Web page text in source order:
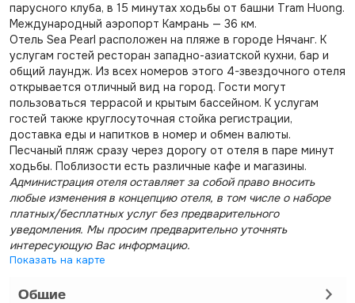
парусного клуба, в 15 минутах ходьбы от башни Tram Huong.
Международный аэропорт Камрань — 36 км.
Отель Sea Pearl расположен на пляже в городе Нячанг. К
услугам гостей ресторан западно-азиатской кухни, бар и
общий лаундж. Из всех номеров этого 4-звездочного отеля
открывается отличный вид на город. Гости могут
пользоваться террасой и крытым бассейном. К услугам
гостей также круглосуточная стойка регистрации,
доставка еды и напитков в номер и обмен валюты.
Песчаный пляж сразу через дорогу от отеля в паре минут
ходьбы. Поблизости есть различные кафе и магазины.
Администрация отеля оставляет за собой право вносить
любые изменения в концепцию отеля, в том числе о наборе
платных/бесплатных услуг без предварительного
уведомления. Мы просим предварительно уточнять
интересующую Вас информацию.
Показать на карте
Общие